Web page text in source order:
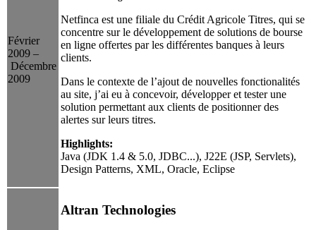
Février
2009 –
Décembre
2009
Netfinca est une filiale du Crédit Agricole Titres, qui se
concentre sur le développement de solutions de bourse
en ligne offertes par les différentes banques à leurs
clients.
Dans le contexte de l’ajout de nouvelles fonctionalités
au site, j’ai eu à concevoir, développer et tester une
solution permettant aux clients de positionner des
alertes sur leurs titres.
Highlights:
Java (JDK 1.4 & 5.0, JDBC...), J22E (JSP, Servlets),
Design Patterns, XML, Oracle, Eclipse
Altran Technologies